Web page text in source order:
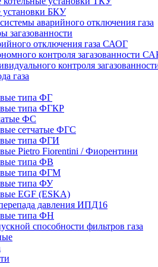
установки БКУ
аварийного отключения газа
загазованности
отключения газа САОГ
контроля загазованности
контроля
газа
типа ФГ
типа ФГКР
ФС
сетчатые ФГС
типа ФГИ
Pietro Fiorentini / Фиорентини
типа ФВ
типа ФГМ
типа ФУ
EGF (ESKA)
давления ИПД16
типа ФН
способности фильтров газа